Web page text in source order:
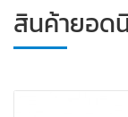
สินค้ายอด